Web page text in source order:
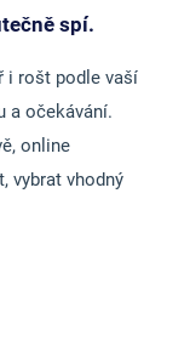
spí.
i rošt podle vaší
a očekávání.
online
vybrat vhodný